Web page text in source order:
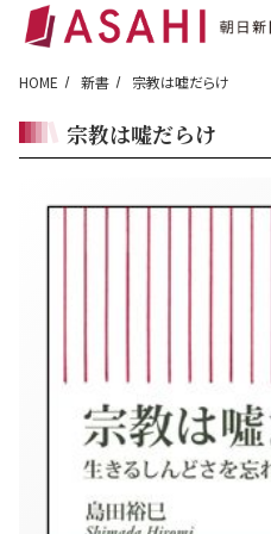
HOME 新書 宗教は嘘だらけ
宗教は嘘だらけ